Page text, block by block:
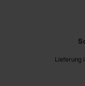
Lieferung